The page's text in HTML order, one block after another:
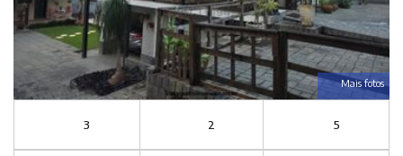
Mais fotos
3 2 5